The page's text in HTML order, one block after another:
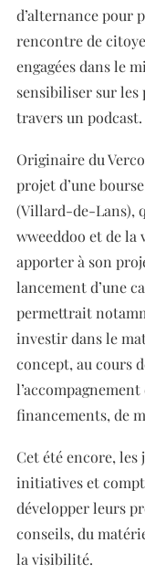
d’alternance pour
rencontre de
engagées dans le
sensibiliser sur
travers un podcast.
Originaire du
projet d’une
(Villard-de-Lans),
wweeddoo et de
apporter à son
lancement d’une
permettrait
investir dans le
concept, au cours
financements, de
Cet été encore,
initiatives et
développer leurs
conseils, du
la visibilité.